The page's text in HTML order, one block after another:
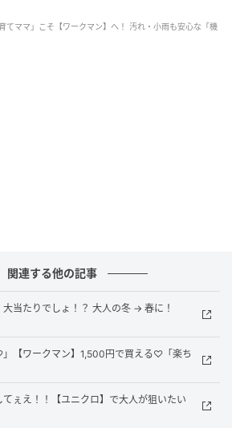
トゴムと腰ひもで、穿き心地が
育てママ」こそ【ワークマン】へ！ 汚れ・小雨も安心な「機
関連する他の記事
当たりでしょ！？ 大人の冬 → 春に！
【ワークマン】1,500円で買える♡「楽ち
ぇえ！！【ユニクロ】で大人が狙いたい